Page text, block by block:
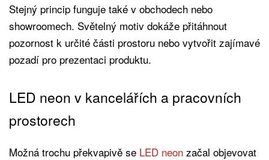
Stejný princip funguje také v obchodech nebo
showroomech. Světelný motiv dokáže přitáhnout
pozornost k určité části prostoru nebo vytvořit zajímavé
pozadí pro prezentaci produktu.
LED neon v kancelářích a pracovních
prostorech
Možná trochu překvapivě se LED neon začal objevovat